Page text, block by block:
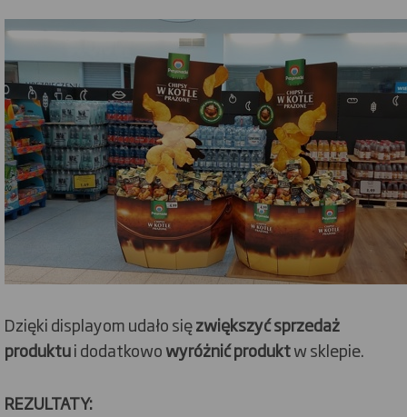
Dzięki displayom udało sięzwiększyć sprzedaż
produktui dodatkowowyróżnić produktw sklepie.
REZULTATY: